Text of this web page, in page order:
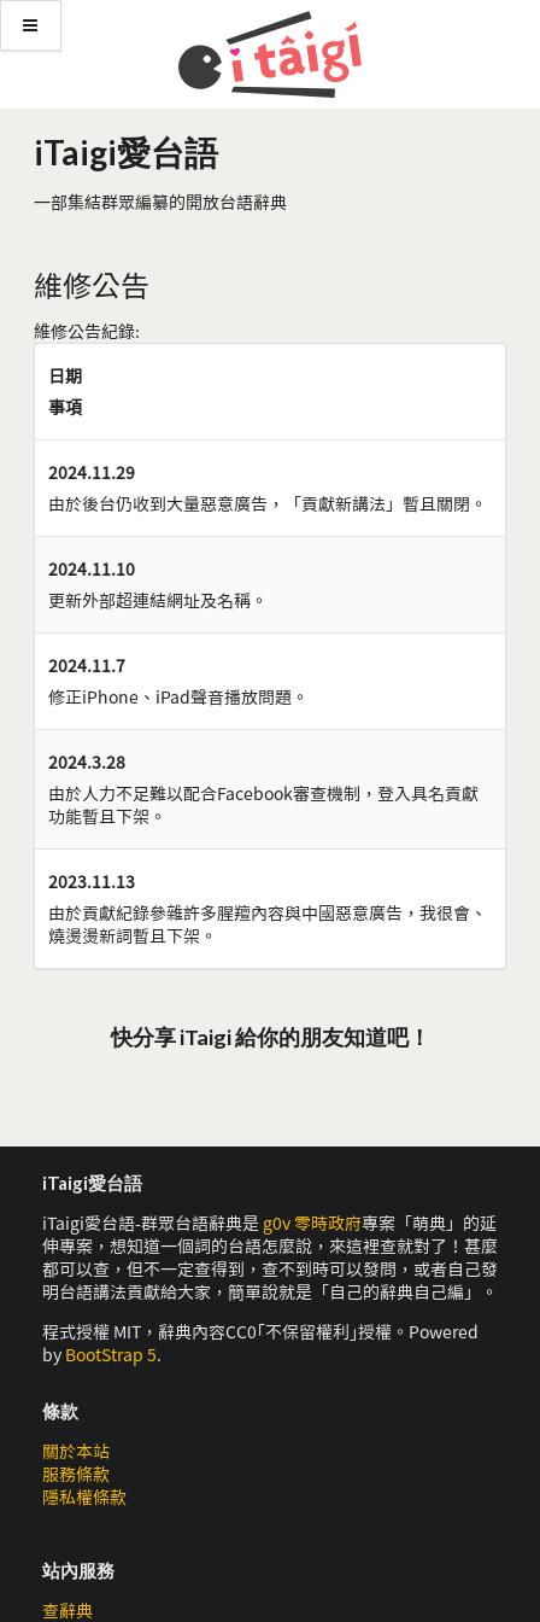
iTaigi愛台語
一部集結群眾編纂的開放台語辭典
維修公告
維修公告紀錄:
日期
事項
2024.11.29
由於後台仍收到大量惡意廣告，「貢獻新講法」暫且關閉。
2024.11.10
更新外部超連結網址及名稱。
2024.11.7
修正iPhone、iPad聲音播放問題。
2024.3.28
由於人力不足難以配合Facebook審查機制，登入具名貢獻
功能暫且下架。
2023.11.13
由於貢獻紀錄參雜許多腥羶內容與中國惡意廣告，我很會、
燒燙燙新詞暫且下架。
快分享 iTaigi 給你的朋友知道吧！
iTaigi愛台語
iTaigi愛台語-群眾台語辭典是 g0v 零時政府專案「萌典」的延
伸專案，想知道一個詞的台語怎麼說，來這裡查就對了！甚麼
都可以查，但不一定查得到，查不到時可以發問，或者自己發
明台語講法貢獻給大家，簡單說就是「自己的辭典自己編」。
程式授權 MIT，辭典內容CC0｢不保留權利｣授權。Powered
by BootStrap 5.
條款
關於本站
服務條款
隱私權條款
站內服務
查辭典